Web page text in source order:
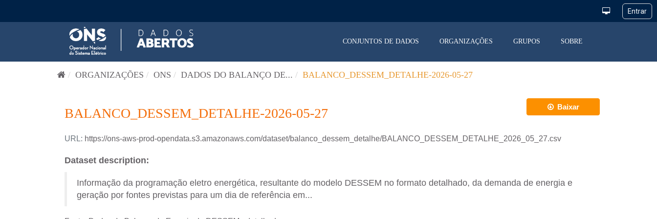
CONJUNTOS DE DADOS ORGANIZAÇÕES GRUPOS SOBRE
ORGANIZAÇÕES ONS DADOS DO BALANÇO DE... BALANCO_DESSEM_DETALHE-2026-05-27
Baixar
BALANCO_DESSEM_DETALHE-2026-05-27
URL: https://ons-aws-prod-opendata.s3.amazonaws.com/dataset/balanco_dessem_detalhe/BALANCO_DESSEM_DETALHE_2026_05_27.csv
Dataset description:
Informação da programação eletro energética, resultante do modelo DESSEM no formato detalhado, da demanda de energia e
geração por fontes previstas para um dia de referência em...